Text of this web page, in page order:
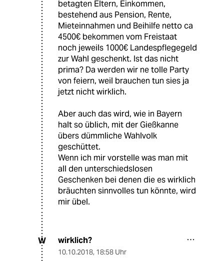
betagten Eltern, Einkommen,
bestehend aus Pension, Rente,
Mieteinnahmen und Beihilfe netto ca
4500€ bekommen vom Freistaat
noch jeweils 1000€ Landespflegegeld
zur Wahl geschenkt. Ist das nicht
prima? Da werden wir ne tolle Party
von feiern, weil brauchen tun sies ja
jetzt nicht wirklich.
Aber auch das wird, wie in Bayern
halt so üblich, mit der Gießkanne
übers dümmliche Wahlvolk
geschüttet.
Wenn ich mir vorstelle was man mit
all den unterschiedslosen
Geschenken bei denen die es wirklich
bräuchten sinnvolles tun könnte, wird
mir übel.
W wirklich?
10.10.2018, 18:58 Uhr